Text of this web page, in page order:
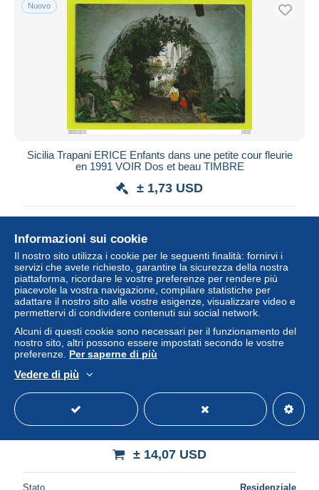
Nuovo
Sicilia Trapani ERICE Enfants dans une petite cour fleurie
en 1991 VOIR Dos et beau TIMBRE
± 1,73 USD
Nuovo
Italia Erice Sicilia Chiesa DI S Cataldo Panorama Urbano
± 14,07 USD
Stato Residenziale
Informazioni sui cookie
Il nostro sito utilizza i cookie per le seguenti finalità: fornirvi i
servizi che avete richiesto, garantire la sicurezza della nostra
piattaforma, ricordare le vostre preferenze per rendere più
piacevole la vostra navigazione, compilare statistiche per
adattare il nostro sito alle vostre esigenze, visualizzare video e
permettervi di condividere contenuti sui social network.
Alcuni di questi cookie sono necessari per il funzionamento del
nostro sito, altri possono essere impostati secondo le vostre
preferenze. Per saperne di più
Vedere di più